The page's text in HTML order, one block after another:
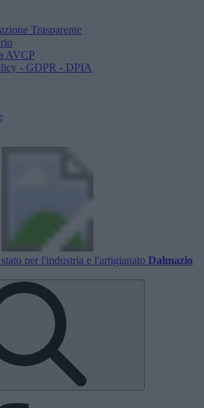
Trasparente
AVCP
- GDPR - DPIA
per l'industria e l'artigianato Dalmazio